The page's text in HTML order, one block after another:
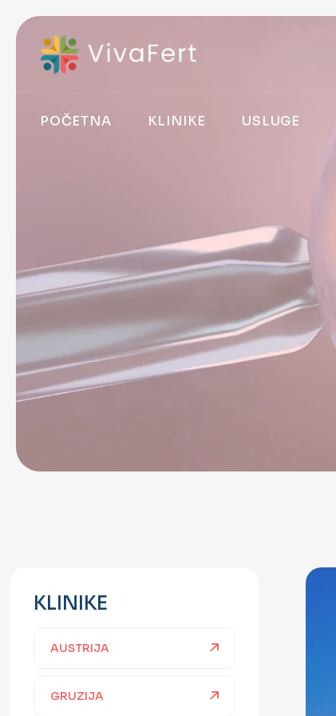
POČETNA KLINIKE USLUGE
KLINIKE
AUSTRIJA
GRUZIJA